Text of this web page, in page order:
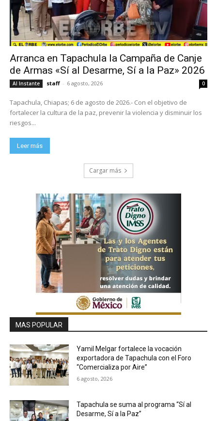
Arranca en Tapachula la Campaña de Canje
de Armas «Sí al Desarme, Sí a la Paz» 2026
Al Instante staff - 6 agosto, 2026 0
Tapachula, Chiapas; 6 de agosto de 2026.- Con el objetivo de
fortalecer la cultura de la paz, prevenir la violencia y disminuir los
riesgos...
Leer más
Cargar más
MAS POPULAR
Yamil Melgar fortalece la vocación
exportadora de Tapachula con el Foro
“Comercializa por Aire”
6 agosto, 2026
Tapachula se suma al programa “Sí al
Desarme, Sí a la Paz”